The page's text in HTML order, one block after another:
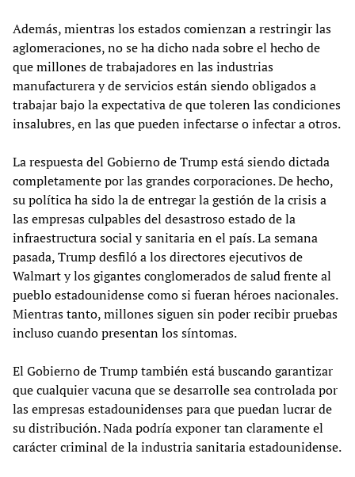
Además, mientras los estados comienzan a restringir las
aglomeraciones, no se ha dicho nada sobre el hecho de
que millones de trabajadores en las industrias
manufacturera y de servicios están siendo obligados a
trabajar bajo la expectativa de que toleren las condiciones
insalubres, en las que pueden infectarse o infectar a otros.
La respuesta del Gobierno de Trump está siendo dictada
completamente por las grandes corporaciones. De hecho,
su política ha sido la de entregar la gestión de la crisis a
las empresas culpables del desastroso estado de la
infraestructura social y sanitaria en el país. La semana
pasada, Trump desfiló a los directores ejecutivos de
Walmart y los gigantes conglomerados de salud frente al
pueblo estadounidense como si fueran héroes nacionales.
Mientras tanto, millones siguen sin poder recibir pruebas
incluso cuando presentan los síntomas.
El Gobierno de Trump también está buscando garantizar
que cualquier vacuna que se desarrolle sea controlada por
las empresas estadounidenses para que puedan lucrar de
su distribución. Nada podría exponer tan claramente el
carácter criminal de la industria sanitaria estadounidense.